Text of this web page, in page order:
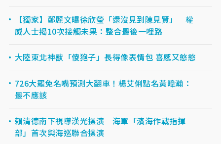
【獨家】鄭麗文曝徐欣瑩「還沒見到陳見賢」 權
威人士揭10次接觸未果：整合最後一哩路
大陸東北神獸「傻狍子」長得像表情包 喜感又憨憨
726大罷免名嘴預測大翻車！楊艾俐點名黃暐瀚：
最不應該
賴清德南下視導漢光操演 海軍「濱海作戰指揮
部」首次與海巡聯合操演